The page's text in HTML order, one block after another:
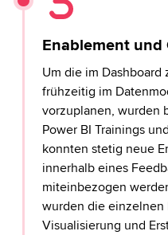
Enablement und
Um die im Dashboard
frühzeitig im
vorzuplanen, wurden
Power BI Trainings
konnten stetig neue
innerhalb eines
miteinbezogen
wurden die
Visualisierung und